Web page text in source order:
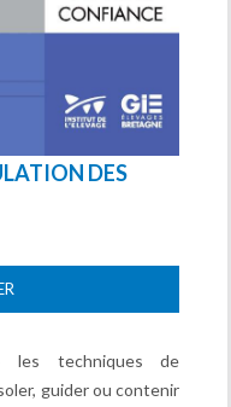
DES
les techniques de
guider ou contenir